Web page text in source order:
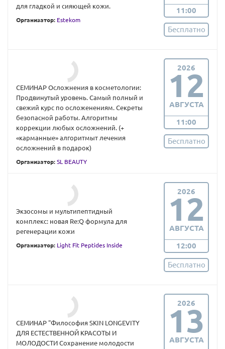
для гладкой и сияющей кожи.
Организатор: Estekom
11:00
Бесплатно
СЕМИНАР Осложнения в косметологии:
Продвинутый уровень. Самый полный и
свежий курс по осложенениям. Секреты
безопасной работы. Алгоритмы
коррекции любых осложнений. (+
«карманные» алгоритмыт лечения
осложнений в подарок)
Организатор: SL BEAUTY
2026
12
АВГУСТА
11:00
Бесплатно
Экзосомы и мультипептидный
комплекс: новая Re:Q формула для
регенерации кожи
Организатор: Light Fit Peptides Inside
2026
12
АВГУСТА
12:00
Бесплатно
СЕМИНАР "Философия SKIN LONGEVITY
ДЛЯ ЕСТЕСТВЕННОЙ КРАСОТЫ И
МОЛОДОСТИ Сохранение молодости
2026
13
АВГУСТА